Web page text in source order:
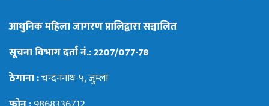
आधुनिक महिला जागरण प्रालिद्वारा सञ्चालित
सूचना विभाग दर्ता नं.: 2207/077-78
ठेगाना :चन्दननाथ-५, जुम्ला